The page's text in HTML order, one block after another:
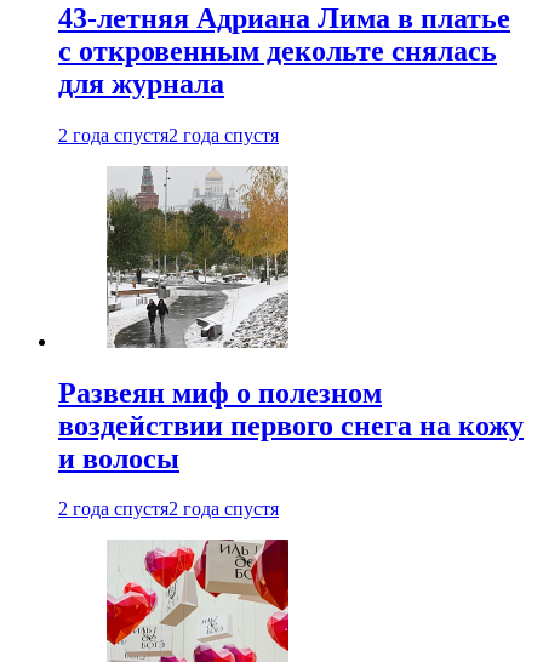
43-летняя Адриана Лима в платье
с откровенным декольте снялась
для журнала
2 года спустя2 года спустя
Развеян миф о полезном
воздействии первого снега на кожу
и волосы
2 года спустя2 года спустя